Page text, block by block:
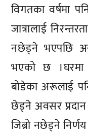
विगतका वर्षमा
जात्रालाई
नछेड्ने भएपछि
भएको छ ।घरमा
बोडेका अरूलाई पनि
छेड्ने अवसर
जिब्रो नछेड्ने